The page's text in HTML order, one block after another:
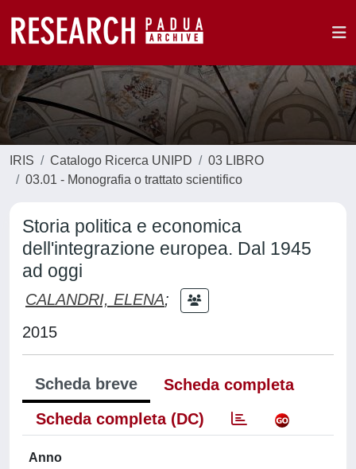
IRIS Catalogo Ricerca UNIPD
03 LIBRO
03.01 - Monografia o trattato scientifico
Storia politica e economica
dell'integrazione europea. Dal 1945
ad oggi
CALANDRI, ELENA;
2015
Scheda breve
Scheda completa
Scheda completa (DC)
Anno